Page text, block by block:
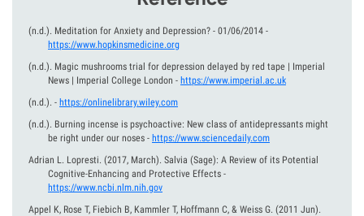
(n.d.). Meditation for Anxiety and Depression? - 01/06/2014 -
https://www.hopkinsmedicine.org
(n.d.). Magic mushrooms trial for depression delayed by red tape | Imperial
News | Imperial College London - https://www.imperial.ac.uk
(n.d.). - https://onlinelibrary.wiley.com
(n.d.). Burning incense is psychoactive: New class of antidepressants might
be right under our noses - https://www.sciencedaily.com
Adrian L. Lopresti. (2017, March). Salvia (Sage): A Review of its Potential
Cognitive-Enhancing and Protective Effects -
https://www.ncbi.nlm.nih.gov
Appel K, Rose T, Fiebich B, Kammler T, Hoffmann C, & Weiss G. (2011 Jun).